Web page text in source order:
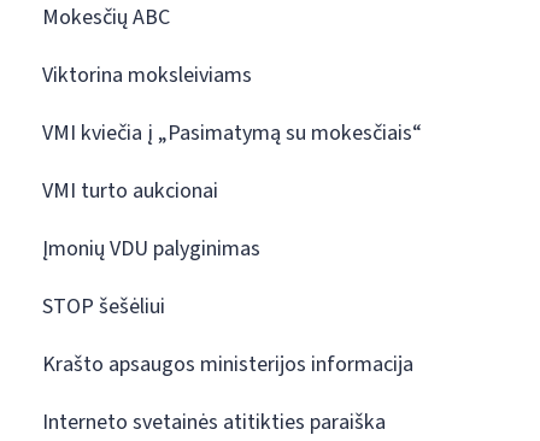
Mokesčių ABC
Viktorina moksleiviams
VMI kviečia į „Pasimatymą su mokesčiais“
VMI turto aukcionai
Įmonių VDU palyginimas
STOP šešėliui
Krašto apsaugos ministerijos informacija
Interneto svetainės atitikties paraiška